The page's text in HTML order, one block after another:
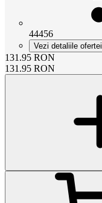
44456
Vezi detaliile ofertei
131.95 RON
131.95 RON